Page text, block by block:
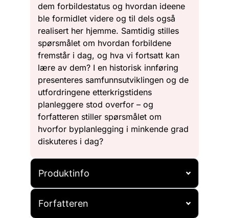
dem forbildestatus og hvordan ideene
ble formidlet videre og til dels også
realisert her hjemme. Samtidig stilles
spørsmålet om hvordan forbildene
fremstår i dag, og hva vi fortsatt kan
lære av dem? I en historisk innføring
presenteres samfunnsutviklingen og de
utfordringene etterkrigstidens
planleggere stod overfor – og
forfatteren stiller spørsmålet om
hvorfor byplanlegging i minkende grad
diskuteres i dag?
Produktinfo
Forfatteren